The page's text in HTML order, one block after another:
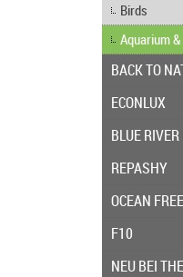
Birds
Aquarium
BACK TO
ECONLUX
BLUE
REPASHY
OCEAN
F10
NEU BEI